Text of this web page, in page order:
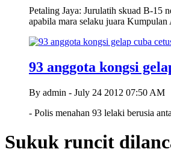
Petaling Jaya: Jurulatih skuad B-15
apabila mara selaku juara
93 anggota kongsi
By admin - July 24 2012 07:50 AM
- Polis menahan 93 lelaki berusia
Sukuk runcit